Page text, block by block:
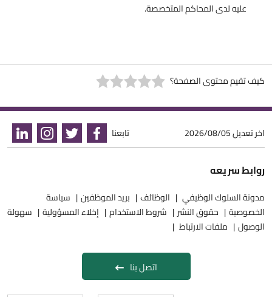
عليه لدى المحاكم المتخصصة.
كيف تقيم محتوى الصفحة؟
اخر تعديل2026/08/05 تابعنا
روابط سريعه
مدونة السلوك الوظيفي الوظائف بريد الموظفين
سياسة
الخصوصية
حقوق النشر شروط الاستخدام إخلاء المسؤولية
سهولة
الوصول
ملفات الارتباط
اتصل بنا